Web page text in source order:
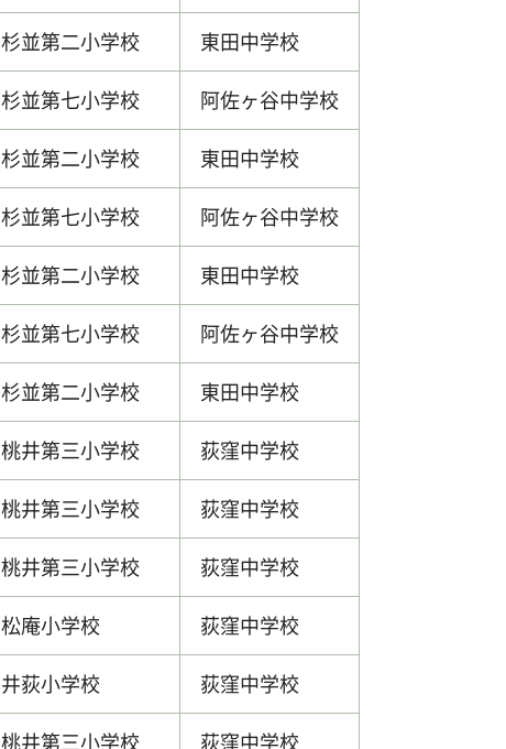
杉並第二小学校
東田中学校
杉並第七小学校
阿佐ヶ谷中学校
杉並第二小学校
東田中学校
杉並第七小学校
阿佐ヶ谷中学校
杉並第二小学校
東田中学校
杉並第七小学校
阿佐ヶ谷中学校
杉並第二小学校
東田中学校
桃井第三小学校
荻窪中学校
桃井第三小学校
荻窪中学校
桃井第三小学校
荻窪中学校
松庵小学校
荻窪中学校
井荻小学校
荻窪中学校
桃井第三小学校 荻窪中学校